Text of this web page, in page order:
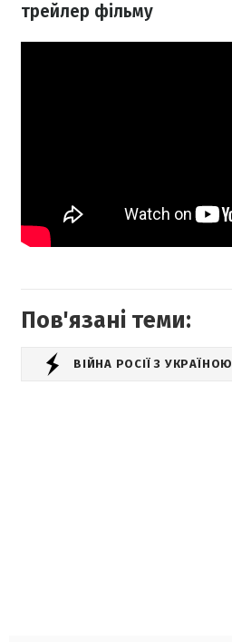
трейлер фільму
Пов'язані теми:
ВІЙНА РОСІЇ З УКРАЇНОЮ